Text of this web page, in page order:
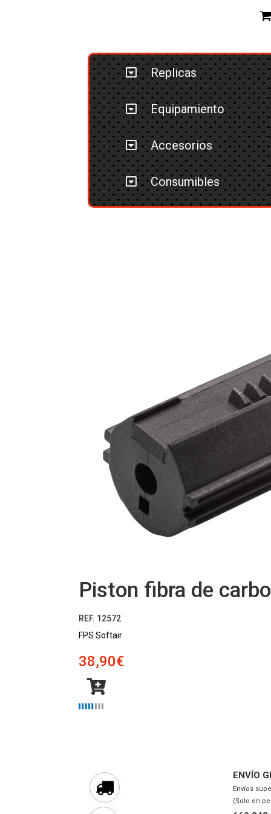
Replicas
Equipamiento
Accesorios
Consumibles
Piston fibra de
REF. 12572
FPS Softair
38,90€
ENVÍO
Envíos
(Solo en